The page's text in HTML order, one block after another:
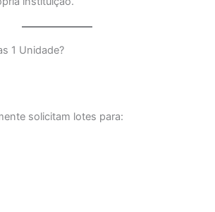
1 Unidade?
solicitam lotes para: